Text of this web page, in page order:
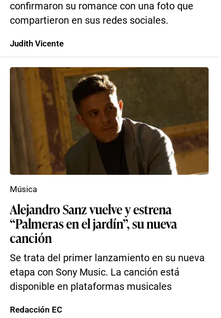
confirmaron su romance con una foto que
compartieron en sus redes sociales.
Judith Vicente
Alejandro Sanz vuelve y estrena
“Palmeras en el jardín”, su nueva
canción
Se trata del primer lanzamiento en su nueva
etapa con Sony Music. La canción está
disponible en plataformas musicales
Música
Redacción EC